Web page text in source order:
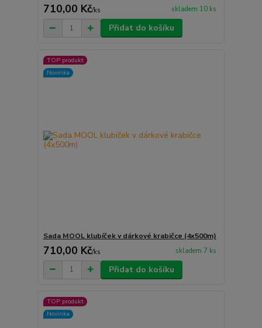
710,00 Kč/ks skladem 10 ks
Přidat do košíku
TOP produkt
Novinka
Sada MOOL klubíček v dárkové krabičce (4x500m)
710,00 Kč/ks skladem 7 ks
Přidat do košíku
TOP produkt
Novinka